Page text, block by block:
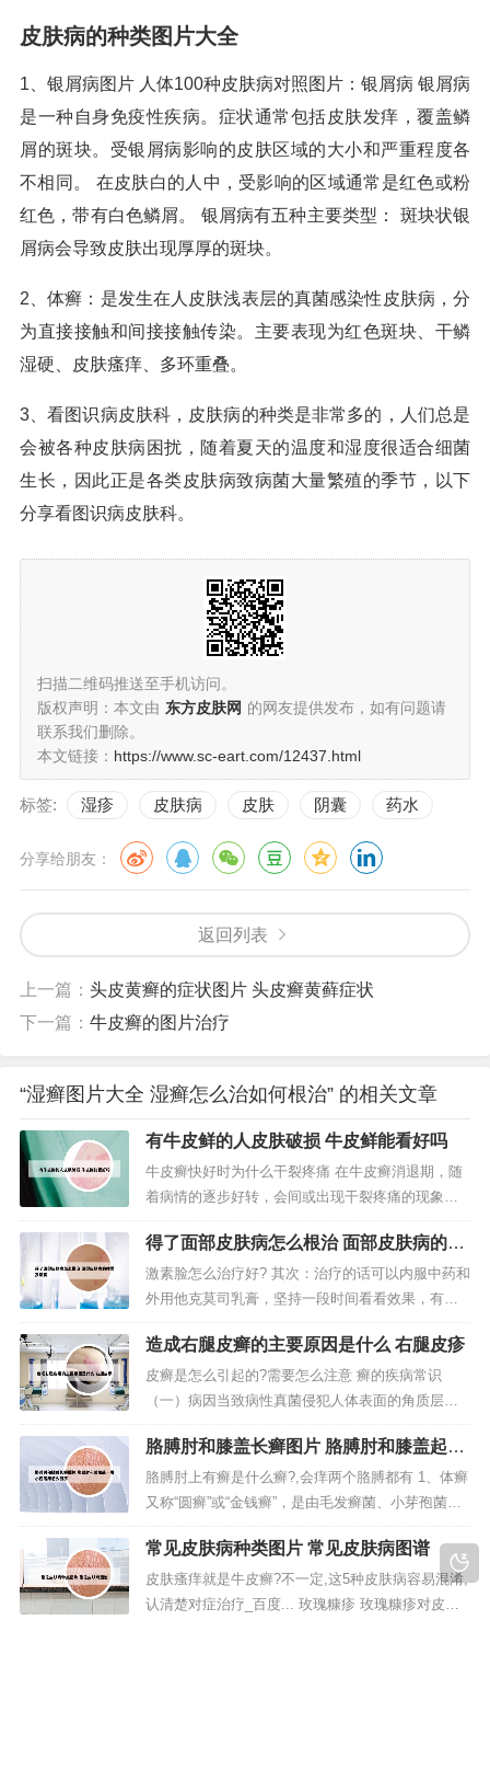
皮肤病的种类图片大全
1、银屑病图片 人体100种皮肤病对照图片：银屑病 银屑病
是一种自身免疫性疾病。症状通常包括皮肤发痒，覆盖鳞
屑的斑块。受银屑病影响的皮肤区域的大小和严重程度各
不相同。 在皮肤白的人中，受影响的区域通常是红色或粉
红色，带有白色鳞屑。 银屑病有五种主要类型： 斑块状银
屑病会导致皮肤出现厚厚的斑块。
2、体癣：是发生在人皮肤浅表层的真菌感染性皮肤病，分
为直接接触和间接接触传染。主要表现为红色斑块、干鳞
湿硬、皮肤瘙痒、多环重叠。
3、看图识病皮肤科，皮肤病的种类是非常多的，人们总是
会被各种皮肤病困扰，随着夏天的温度和湿度很适合细菌
生长，因此正是各类皮肤病致病菌大量繁殖的季节，以下
分享看图识病皮肤科。
扫描二维码推送至手机访问。
版权声明：本文由 东方皮肤网 的网友提供发布，如有问题请
联系我们删除。
本文链接： https://www.sc-eart.com/12437.html
标签: 湿疹 皮肤病 皮肤 阴囊 药水
分享给朋友：
返回列表
上一篇： 头皮黄癣的症状图片 头皮癣黄藓症状
下一篇： 牛皮癣的图片治疗
“湿癣图片大全 湿癣怎么治如何根治” 的相关文章
有牛皮鲜的人皮肤破损 牛皮鲜能看好吗
牛皮癣快好时为什么干裂疼痛 在牛皮癣消退期，随
着病情的逐步好转，会间或出现干裂疼痛的现象，
在坚持治疗的同时，可适当采用一些润肤用品缓解
皮肤干裂疼痛症状。如果出现皮肤干裂的情况，一
定不可马虎大意，这种症状意味着患者的牛皮癣可
能有加重的迹象，或者已经处于加重期了。你好，
得了牛皮癣后，皮肤出现干裂话，这是...
得了面部皮肤病怎么根治 面部皮肤病的种
类及症状
激素脸怎么治疗好? 其次：治疗的话可以内服中药和
外用他克莫司乳膏，坚持一段时间看看效果，有毛
细血管扩张的话可以考虑做光子嫩肤来治疗，效果
还是可以的。最后：采用一些凉血通脉，清热解毒
消炎的药物从提内调理。医科大学教授建议使用素
见敏感肌修护乳，效果最好，这款产品受到非常多
消费者喜欢和好评。正确的饮食习惯...
造成右腿皮癣的主要原因是什么 右腿皮疹
皮癣是怎么引起的?需要怎么注意 癣的疾病常识
（一）病因当致病性真菌侵犯人体表面的角质层
后，可引起很轻的炎反应，发生红斑、丘疹、水疱
等损害，继之脱屑。第牛皮癣，就是俗称的银屑
病。银屑病是一种慢性炎症性皮肤病，目前的病因
不清楚，但研究认为银屑病的发生与遗传因素、自
身免疫因素以及感染和环境因素这些因素有关...
胳膊肘和膝盖长癣图片 胳膊肘和膝盖起一
堆小疙瘩痒怎么回事
胳膊肘上有癣是什么癣?,会痒两个胳膊都有 1、体癣
又称“圆癣”或“金钱癣”，是由毛发癣菌、小芽孢菌或
表皮癣菌引起。其传染来源主要是手癣，足癣，甲
癣及污染的衣着等。潮湿，肥胖，多汗，摩擦，不
注意清洁卫生，有糖尿病等及免疫力低下者易于发
病。2、剥脱性角质松解症是一种表浅的掌跖部角质
常见皮肤病种类图片 常见皮肤病图谱
皮肤瘙痒就是牛皮癣?不一定,这5种皮肤病容易混淆,
认清楚对症治疗_百度... 玫瑰糠疹 玫瑰糠疹对皮肤